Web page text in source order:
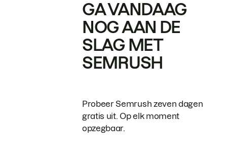
GA VANDAAG
NOG AAN DE
SLAG MET
SEMRUSH
Probeer Semrush zeven dagen
gratis uit. Op elk moment
opzegbaar.